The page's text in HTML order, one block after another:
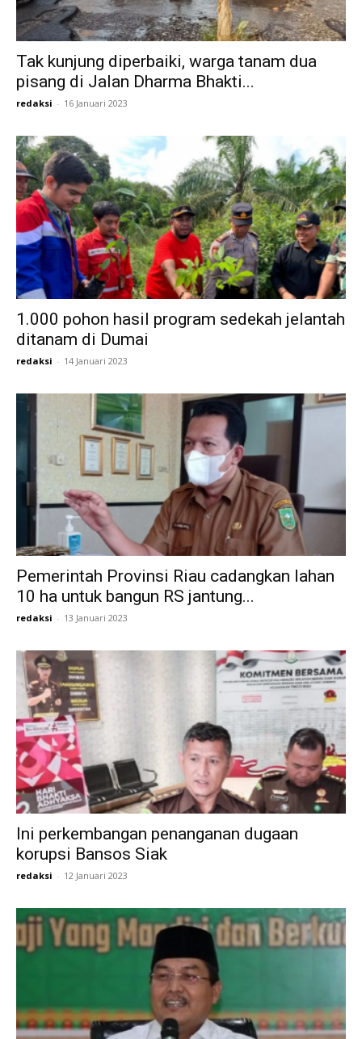
Tak kunjung diperbaiki, warga tanam dua
pisang di Jalan Dharma Bhakti...
redaksi - 16 Januari 2023
1.000 pohon hasil program sedekah jelantah
ditanam di Dumai
redaksi - 14 Januari 2023
Pemerintah Provinsi Riau cadangkan lahan
10 ha untuk bangun RS jantung...
redaksi - 13 Januari 2023
Ini perkembangan penanganan dugaan
korupsi Bansos Siak
redaksi - 12 Januari 2023